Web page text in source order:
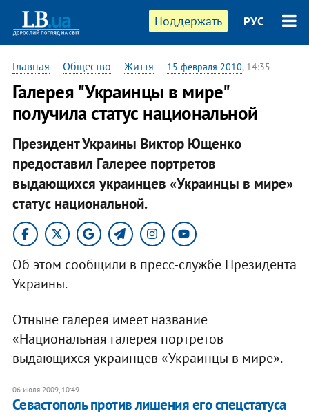
Поддержать РУС
Главная — Общество — Життя — 15 февраля 2010, 14:35
Галерея "Украинцы в мире"
получила статус национальной
Президент Украины Виктор Ющенко
предоставил Галерее портретов
выдающихся украинцев «Украинцы в мире»
статус национальной.
Об этом сообщили в пресс-службе Президента
Украины.
Отныне галерея имеет название
«Национальная галерея портретов
выдающихся украинцев «Украинцы в мире».
06 июля 2009, 10:49
Севастополь против лишения его спецстатуса